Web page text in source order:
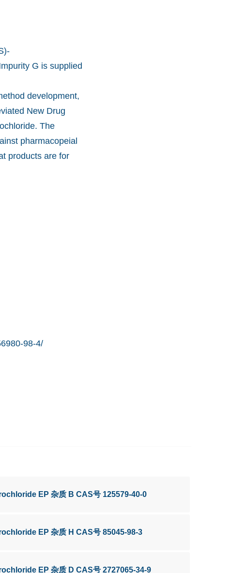
G is supplied
development,
New Drug
The
pharmacopeial
products are for
98-4/
EP 杂质 B CAS号 125579-40-0
EP 杂质 H CAS号 85045-98-3
EP 杂质 D CAS号 2727065-34-9